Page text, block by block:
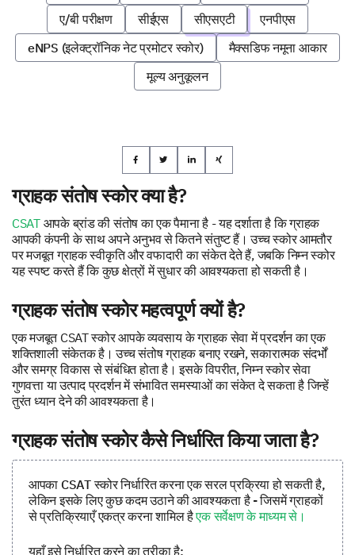
ए/बी परीक्षण
सीईएस सीएसएटी
एनपीएस
eNPS (इलेक्ट्रॉनिक नेट प्रमोटर स्कोर)
मैक्सडिफ नमूना आकार
मूल्य अनुकूलन
ग्राहक संतोष स्कोर क्या है?
CSATआपके ब्रांड की संतोष का एक पैमाना है - यह दर्शाता है कि ग्राहक
आपकी कंपनी के साथ अपने अनुभव से कितने संतुष्ट हैं। उच्च स्कोर आमतौर
पर मजबूत ग्राहक स्वीकृति और वफादारी का संकेत देते हैं, जबकि निम्न स्कोर
यह स्पष्ट करते हैं कि कुछ क्षेत्रों में सुधार की आवश्यकता हो सकती है।
ग्राहक संतोष स्कोर महत्वपूर्ण क्यों है?
एक मजबूत CSAT स्कोर आपके व्यवसाय के ग्राहक सेवा में प्रदर्शन का एक
शक्तिशाली संकेतक है। उच्च संतोष ग्राहक बनाए रखने, सकारात्मक संदर्भों
और समग्र विकास से संबंधित होता है। इसके विपरीत, निम्न स्कोर सेवा
गुणवत्ता या उत्पाद प्रदर्शन में संभावित समस्याओं का संकेत दे सकता है जिन्हें
तुरंत ध्यान देने की आवश्यकता है।
ग्राहक संतोष स्कोर कैसे निर्धारित किया जाता है?
आपका CSAT स्कोर निर्धारित करना एक सरल प्रक्रिया हो सकती है,
लेकिन इसके लिए कुछ कदम उठाने की आवश्यकता है - जिसमें ग्राहकों
से प्रतिक्रियाएँ एकत्र करना शामिल हैएक सर्वेक्षण के माध्यम से।
यहाँ इसे निर्धारित करने का तरीका है: